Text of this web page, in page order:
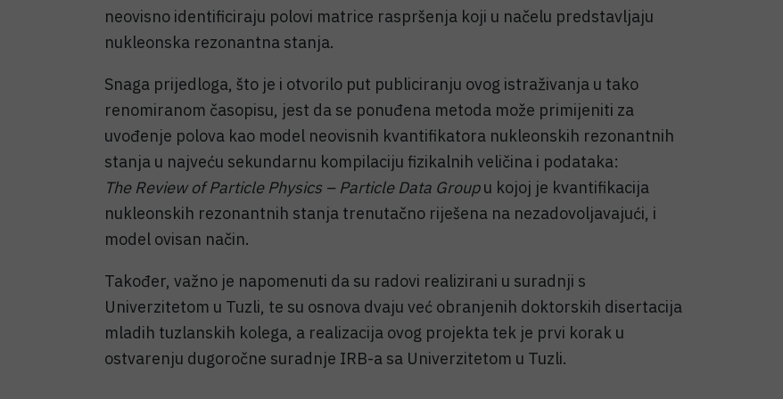
neovisno identificiraju polovi matrice raspršenja koji u načelu predstavljaju
nukleonska rezonantna stanja.
Snaga prijedloga, što je i otvorilo put publiciranju ovog istraživanja u tako
renomiranom časopisu, jest da se ponuđena metoda može primijeniti za
uvođenje polova kao model neovisnih kvantifikatora nukleonskih rezonantnih
stanja u najveću sekundarnu kompilaciju fizikalnih veličina i podataka:
The Review of Particle Physics – Particle Data Groupu kojoj je kvantifikacija
nukleonskih rezonantnih stanja trenutačno riješena na nezadovoljavajući, i
model ovisan način.
Također, važno je napomenuti da su radovi realizirani u suradnji s
Univerzitetom u Tuzli, te su osnova dvaju već obranjenih doktorskih disertacija
mladih tuzlanskih kolega, a realizacija ovog projekta tek je prvi korak u
ostvarenju dugoročne suradnje IRB-a sa Univerzitetom u Tuzli.